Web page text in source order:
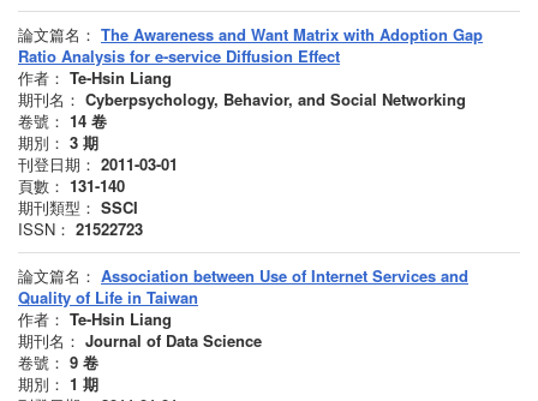
論文篇名： The Awareness and Want Matrix with Adoption Gap
Ratio Analysis for e-service Diffusion Effect
作者： Te-Hsin Liang
期刊名： Cyberpsychology, Behavior, and Social Networking
卷號： 14 卷
期別： 3 期
刊登日期： 2011-03-01
頁數： 131-140
期刊類型： SSCI
ISSN： 21522723
論文篇名： Association between Use of Internet Services and
Quality of Life in Taiwan
作者： Te-Hsin Liang
期刊名： Journal of Data Science
卷號： 9 卷
期別： 1 期